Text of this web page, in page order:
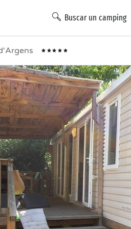
Buscar un camping